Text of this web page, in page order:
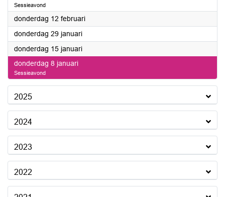
Sessieavond
donderdag 12 februari2026
donderdag 29 januari2026
donderdag 15 januari2026
donderdag 8 januari2026
Sessieavond
2025
2024
2023
2022